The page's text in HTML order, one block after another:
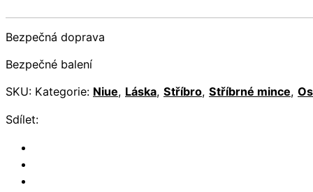
Bezpečná doprava
Bezpečné balení
SKU: Kategorie: Niue, Láska, Stříbro, Stříbrné mince,
Sdílet: